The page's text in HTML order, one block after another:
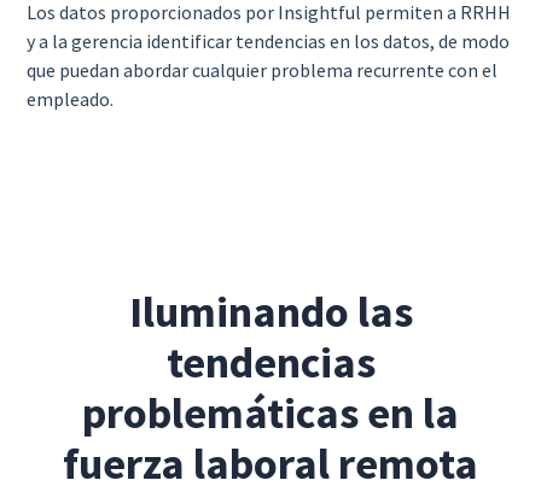
Los datos proporcionados por Insightful permiten a RRHH
y a la gerencia identificar tendencias en los datos, de modo
que puedan abordar cualquier problema recurrente con el
empleado.
Iluminando las
tendencias
problemáticas en la
fuerza laboral remota